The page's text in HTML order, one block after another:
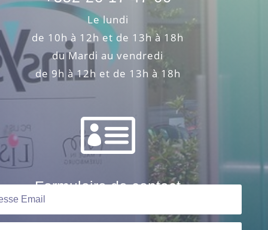
Le lundi
de 10h à 12h et de 13h à 18h
du Mardi au vendredi
de 9h à 12h et de 13h à 18h

Formulaire de contact